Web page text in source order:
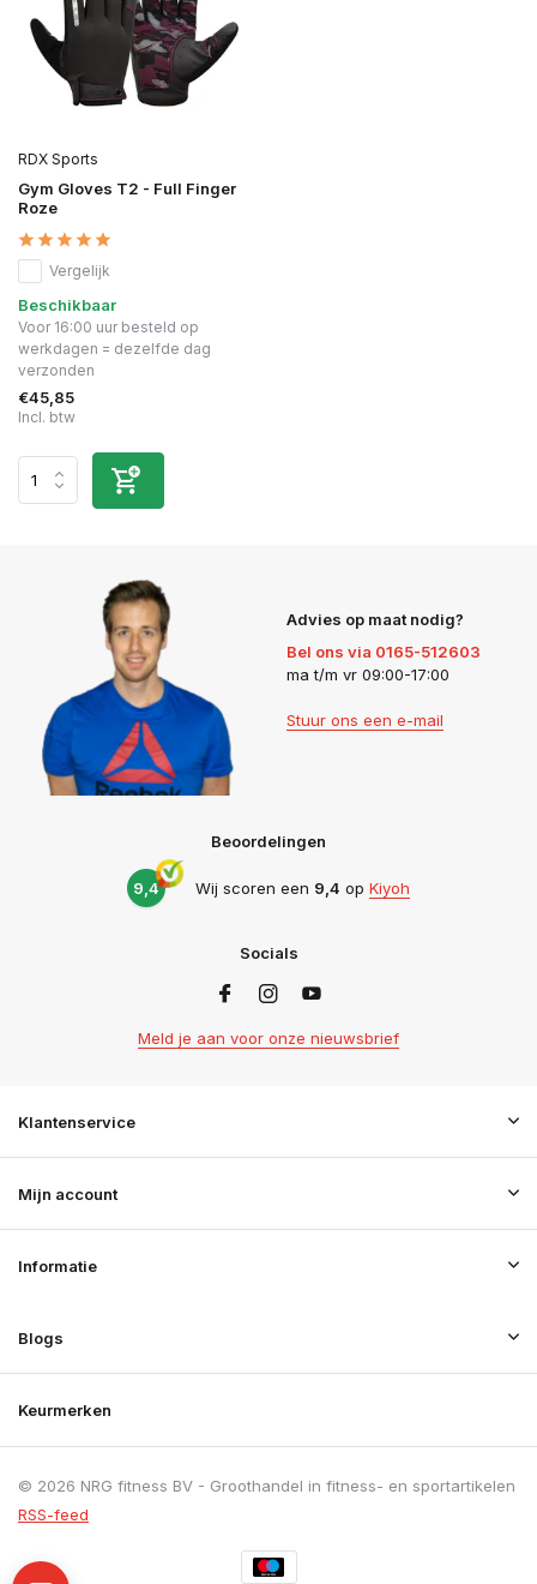
RDX Sports
Gym Gloves T2 - Full Finger
Roze
Vergelijk
Beschikbaar
Voor 16:00 uur besteld op
werkdagen = dezelfde dag
verzonden
€45,85
Incl. btw
Advies op maat nodig?
Bel ons via 0165-512603
ma t/m vr 09:00-17:00
Stuur ons een e-mail
Beoordelingen
9,4 Wij scoren een 9,4 op Kiyoh
Socials
Meld je aan voor onze nieuwsbrief
Klantenservice
Mijn account
Informatie
Blogs
Keurmerken
© 2026 NRG fitness BV - Groothandel in fitness- en sportartikelen
RSS-feed